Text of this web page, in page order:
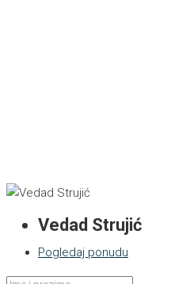
Vedad Strujić
Pogledaj ponudu